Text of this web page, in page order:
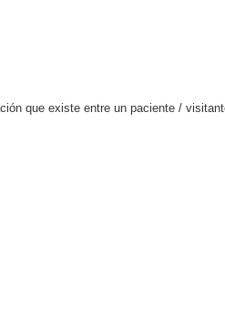
que existe entre un paciente /